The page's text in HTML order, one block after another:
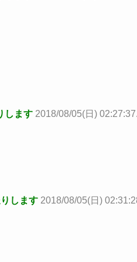
します 2018/08/05(日)
します 2018/08/05(日)